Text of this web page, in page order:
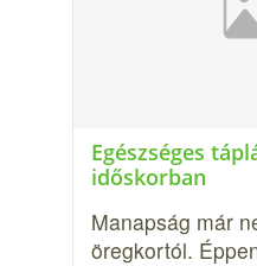
Egészséges
időskorban
Manapság már
öregkortól.